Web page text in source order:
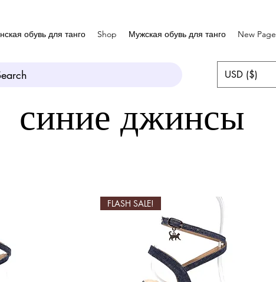
USD ($)
обувь для танго Shop Мужская обувь для танго New Page
синие джинсы
FLASH SALE!